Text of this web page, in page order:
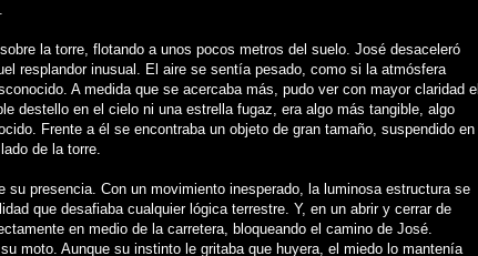
la torre, flotando a unos pocos metros del suelo. José desaceleró
resplandor inusual. El aire se sentía pesado, como si la atmósfera
A medida que se acercaba más, pudo ver con mayor claridad el
destello en el cielo ni una estrella fugaz, era algo más tangible, algo
Frente a él se encontraba un objeto de gran tamaño, suspendido en
de la torre.
su presencia. Con un movimiento inesperado, la luminosa estructura se
que desafiaba cualquier lógica terrestre. Y, en un abrir y cerrar de
en medio de la carretera, bloqueando el camino de José.
moto. Aunque su instinto le gritaba que huyera, el miedo lo mantenía